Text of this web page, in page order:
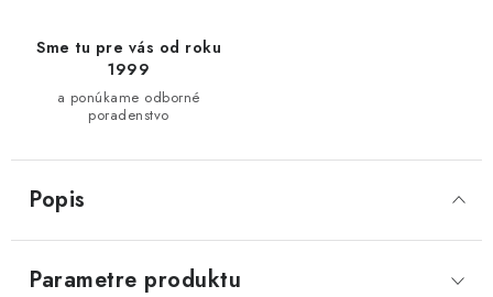
Sme tu pre vás od roku
1999
a ponúkame odborné
poradenstvo
Popis
Parametre produktu